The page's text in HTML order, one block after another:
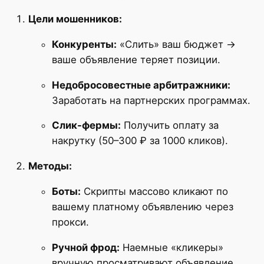
Цели мошенников:
Конкуренты: «Слить» ваш бюджет →
ваше объявление теряет позиции.
Недобросовестные арбитражники:
Заработать на партнерских программах.
Слик-фермы: Получить оплату за
накрутку (50–300 ₽ за 1000 кликов).
Методы:
Боты: Скрипты массово кликают по
вашему платному объявлению через
прокси.
Ручной фрод: Наемные «кликеры»